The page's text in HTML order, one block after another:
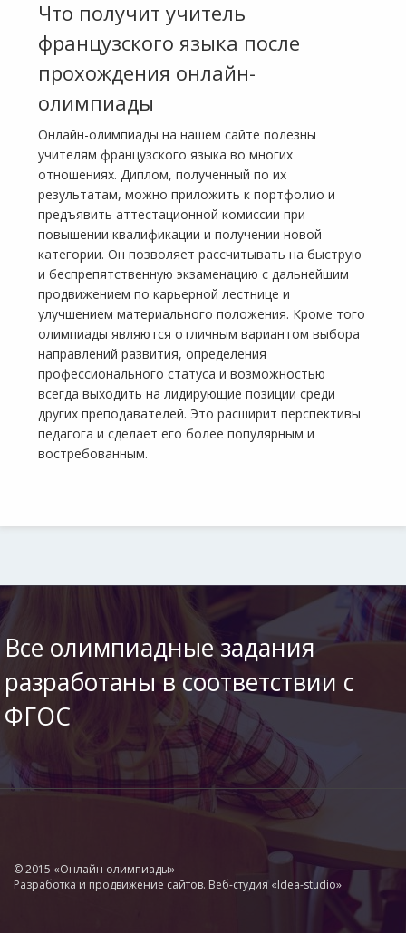
Что получит учитель
французского языка после
прохождения онлайн-
олимпиады
Онлайн-олимпиады на нашем сайте полезны
учителям французского языка во многих
отношениях. Диплом, полученный по их
результатам, можно приложить к портфолио и
предъявить аттестационной комиссии при
повышении квалификации и получении новой
категории. Он позволяет рассчитывать на быструю
и беспрепятственную экзаменацию с дальнейшим
продвижением по карьерной лестнице и
улучшением материального положения. Кроме того
олимпиады являются отличным вариантом выбора
направлений развития, определения
профессионального статуса и возможностью
всегда выходить на лидирующие позиции среди
других преподавателей. Это расширит перспективы
педагога и сделает его более популярным и
востребованным.
Все олимпиадные задания
разработаны в соответствии с
ФГОС
© 2015 «Онлайн олимпиады»
Разработка и продвижение сайтов. Веб-студия «Idea-studio»